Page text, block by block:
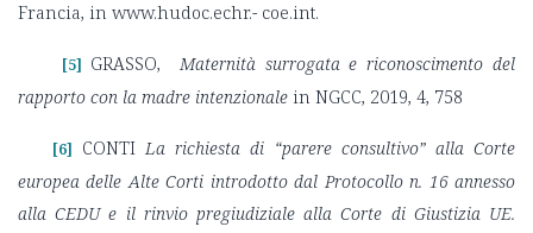
Francia, in www.hudoc.echr.- coe.int.
[5] GRASSO, Maternità surrogata e riconoscimento del
rapporto con la madre intenzionale in NGCC, 2019, 4, 758
[6] CONTILa richiesta di “parere consultivo” alla Corte
europea delle Alte Corti introdotto dal Protocollo n. 16 annesso
alla CEDU e il rinvio pregiudiziale alla Corte di Giustizia UE.